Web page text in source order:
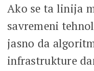
Ako se ta linija
savremeni
jasno da
infrastrukture